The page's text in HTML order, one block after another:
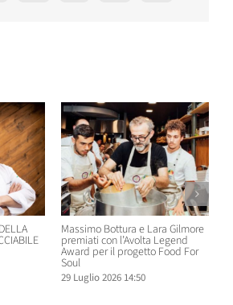
Massimo Bottura e Lara Gilmore
premiati con l’Avolta Legend
Award per il progetto Food For
Soul
29 Luglio 2026 14:50